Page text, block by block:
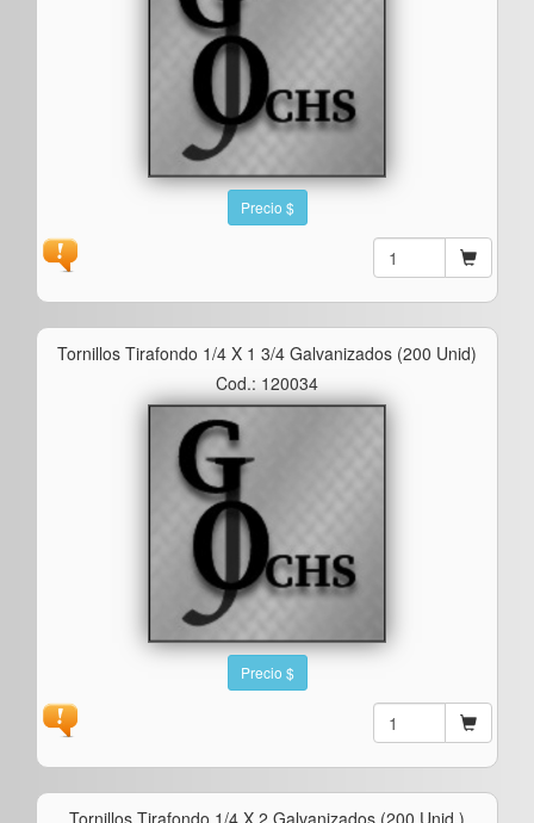
Precio $
Tornillos Tirafondo 1/4 X 1 3/4 Galvanizados (200 Unid)
Cod.: 120034
Precio $
Tornillos Tirafondo 1/4 X 2 Galvanizados (200 Unid.)